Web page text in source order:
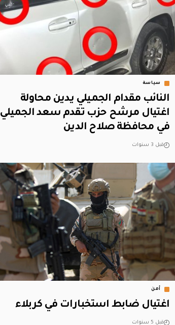
سياسة
النائب مقدام الجميلي يدين محاولة
اغتيال مرشح حزب تقدم سعد الجميلي
في محافظة صلاح الدين
قبل 3 سنوات
أمن
اغتيال ضابط استخبارات في كربلاء
قبل 5 سنوات